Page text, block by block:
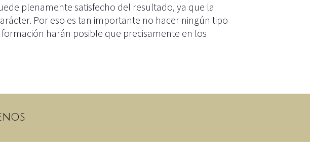
plenamente satisfecho del resultado, ya que la
Por eso es tan importante no hacer ningún tipo
harán posible que precisamente en los